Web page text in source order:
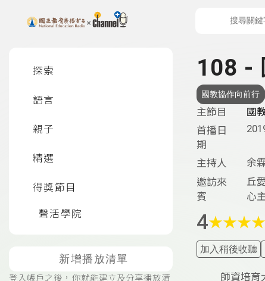
上方功能區塊
探索
語言
親子
精選
得獎節目
聲活學院
新增播放清單
登入帳戶之後，你就能建立及分享播放清
108 -
國教協作向前行
主節目
國
首播日
期
主持人
余
邀訪來
賓
丘
心
4★★★★
加入稍後收聽
師資培育